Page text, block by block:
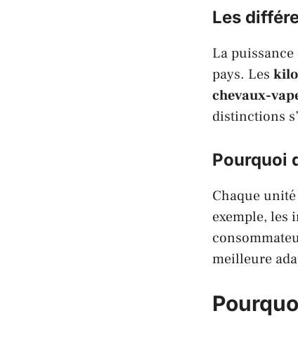
Les
La
pays. Les
chevaux-
distinctions
Pourquoi
Chaque
exemple, les
meilleure